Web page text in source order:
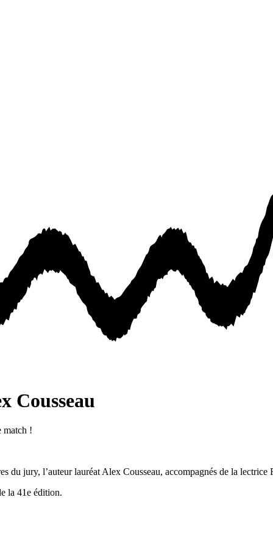
Cousseau
match !
du jury, l’auteur lauréat Alex Cousseau, accompagnés de la
la 41e édition.